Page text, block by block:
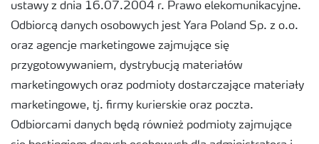
ustawy z dnia 16.07.2004 r. Prawo elekomunikacyjne.
Odbiorcą danych osobowych jest Yara Poland Sp. z o.o.
oraz agencje marketingowe zajmujące się
przygotowywaniem, dystrybucją materiałów
marketingowych oraz podmioty dostarczające materiały
marketingowe, tj. firmy kurierskie oraz poczta.
Odbiorcami danych będą również podmioty zajmujące